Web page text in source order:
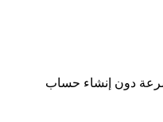
دون إنشاء حساب